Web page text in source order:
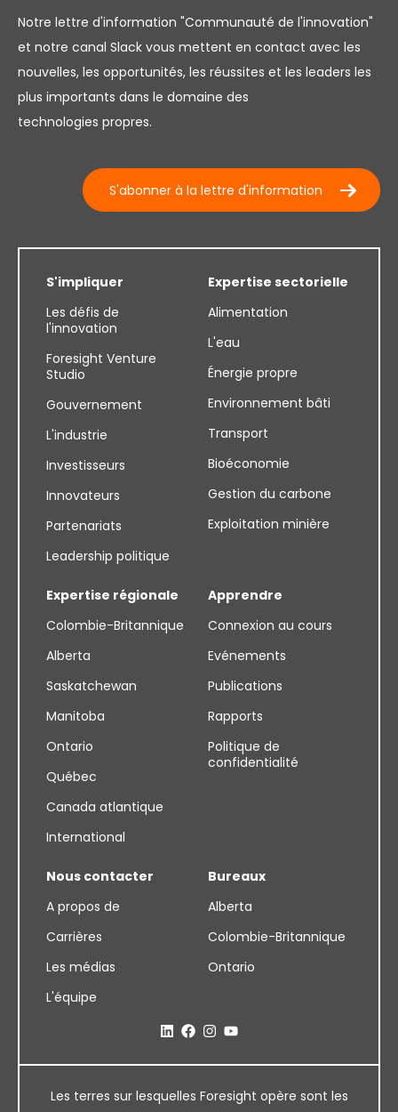
Notre lettre d'information "Communauté de l'innovation"
et notre canal Slack vous mettent en contact avec les
nouvelles, les opportunités, les réussites et les leaders les
plus importants dans le domaine des
technologies propres.
S'abonner à la lettre d'information
S'impliquer
Les défis de
l'innovation
Foresight Venture
Studio
Gouvernement
L'industrie
Investisseurs
Innovateurs
Partenariats
Leadership politique
Expertise sectorielle
Alimentation
L'eau
Énergie propre
Environnement bâti
Transport
Bioéconomie
Gestion du carbone
Exploitation minière
Expertise régionale
Colombie-Britannique
Alberta
Saskatchewan
Manitoba
Ontario
Québec
Canada atlantique
International
Apprendre
Connexion au cours
Evénements
Publications
Rapports
Politique de
confidentialité
Nous contacter
A propos de
Carrières
Les médias
L'équipe
Bureaux
Alberta
Colombie-Britannique
Ontario
Les terres sur lesquelles Foresight opère sont les